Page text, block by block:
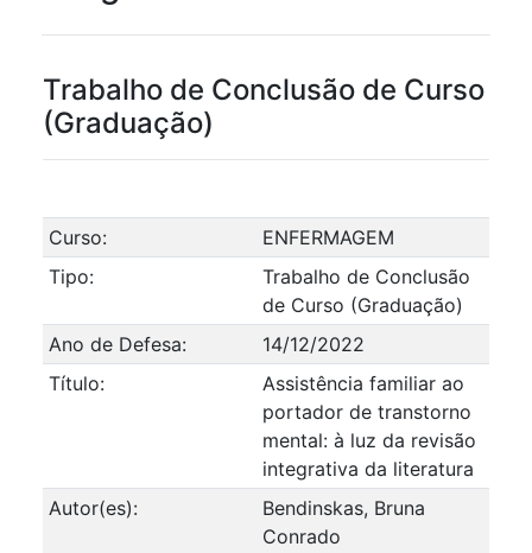
Trabalho de Conclusão de Curso
(Graduação)
Curso:
ENFERMAGEM
Tipo:
Trabalho de Conclusão
de Curso (Graduação)
Ano de Defesa:
14/12/2022
Título:
Assistência familiar ao
portador de transtorno
mental: à luz da revisão
integrativa da literatura
Autor(es):
Bendinskas, Bruna
Conrado